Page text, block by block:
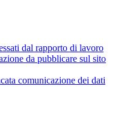
dal rapporto di lavoro
da pubblicare sul sito
comunicazione dei dati